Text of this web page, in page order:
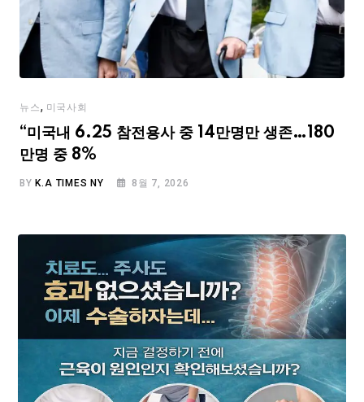
뉴스, 미국사회
“미국내 6.25 참전용사 중 14만명만 생존…180
만명 중 8%
BY K.A TIMES NY 8월 7, 2026